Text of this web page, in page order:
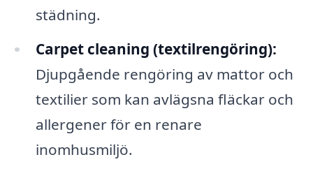
städning.
Carpet cleaning (textilrengöring):
Djupgående rengöring av mattor och
textilier som kan avlägsna fläckar och
allergener för en renare
inomhusmiljö.